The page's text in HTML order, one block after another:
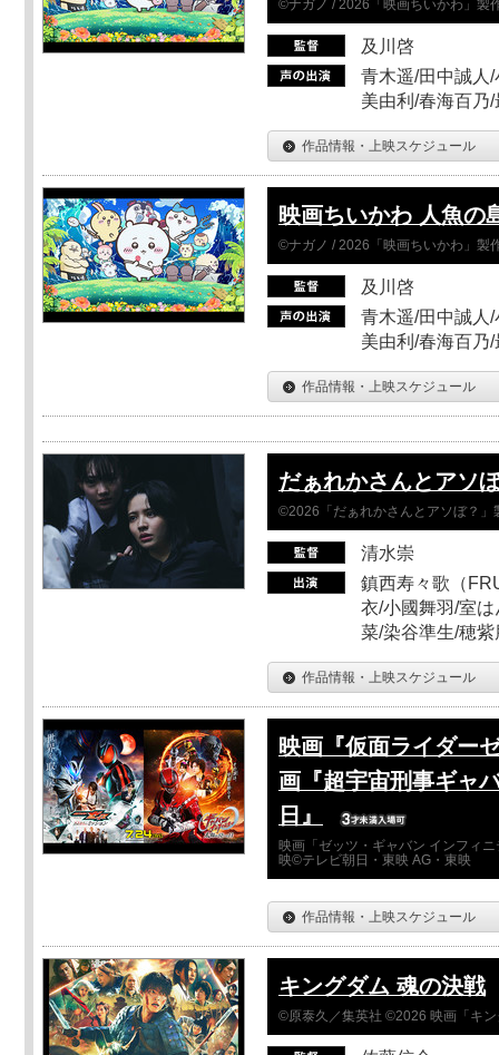
©ナガノ / 2026「映画ちいかわ」製
及川啓
青木遥/田中誠人
美由利/春海百乃
作品情報・上映スケジュール
映画ちいかわ 人魚の
©ナガノ / 2026「映画ちいかわ」製
及川啓
青木遥/田中誠人
美由利/春海百乃
作品情報・上映スケジュール
だぁれかさんとアソ
©2026「だぁれかさんとアソぼ？」
清水崇
鎮西寿々歌（
衣/小國舞羽/室
菜/染谷準生/穂
作品情報・上映スケジュール
映画『仮面ライダー
画『超宇宙刑事ギャ
日』
映画「ゼッツ・ギャバン インフィ
映©テレビ朝日・東映 AG・東映
作品情報・上映スケジュール
キングダム 魂の決戦
©原泰久／集英社 ©2026 映画「キ